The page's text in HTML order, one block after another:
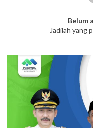
Belum
Jadilah yang